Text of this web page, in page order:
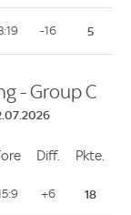
-16 5
- Group C
ToreDiff. Differenz
Pkte.
+6 18